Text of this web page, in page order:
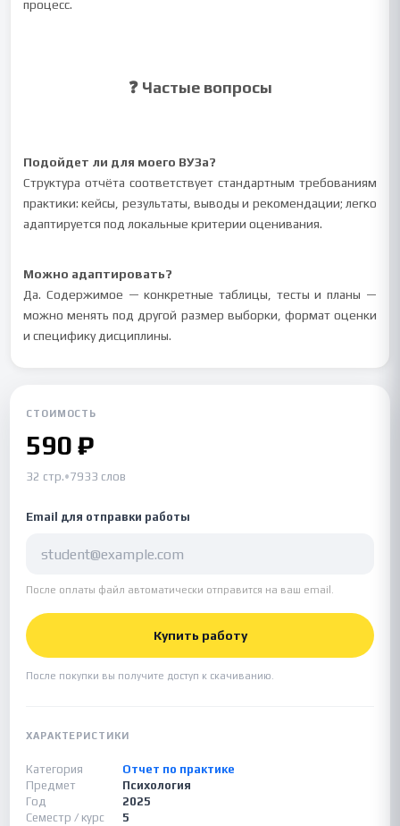
процесс.
❓ Частые вопросы
Подойдет ли для моего ВУЗа?
Структура отчёта соответствует стандартным требованиям
практики: кейсы, результаты, выводы и рекомендации; легко
адаптируется под локальные критерии оценивания.
Можно адаптировать?
Да. Содержимое — конкретные таблицы, тесты и планы —
можно менять под другой размер выборки, формат оценки
и специфику дисциплины.
СТОИМОСТЬ
590 ₽
32 стр.•7933 слов
Email для отправки работы
После оплаты файл автоматически отправится на ваш email.
Купить работу
После покупки вы получите доступ к скачиванию.
ХАРАКТЕРИСТИКИ
Категория
Отчет по практике
Предмет
Психология
Год
2025
Семестр / курс
5